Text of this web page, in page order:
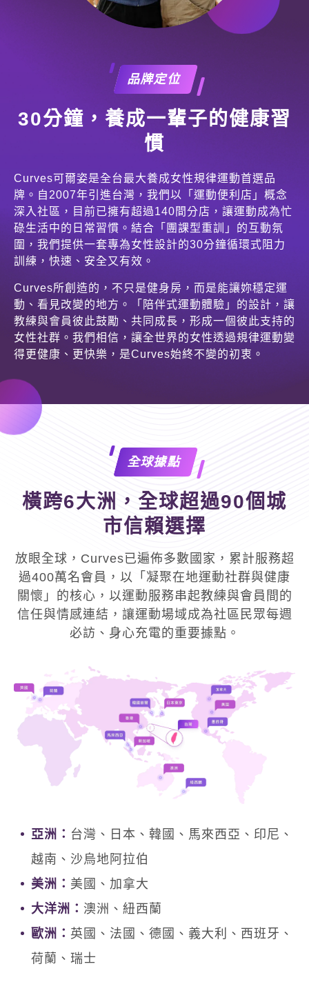
品牌定位
30分鐘，養成一輩子的健康習
慣
Curves可爾姿是全台最大養成女性規律運動首選品
牌。自2007年引進台灣，我們以「運動便利店」概念
深入社區，目前已擁有超過140間分店，讓運動成為忙
碌生活中的日常習慣。結合「團課型重訓」的互動氛
圍，我們提供一套專為女性設計的30分鐘循環式阻力
訓練，快速、安全又有效。
Curves所創造的，不只是健身房，而是能讓妳穩定運
動、看見改變的地方。「陪伴式運動體驗」的設計，讓
教練與會員彼此鼓勵、共同成長，形成一個彼此支持的
女性社群。我們相信，讓全世界的女性透過規律運動變
得更健康、更快樂，是Curves始終不變的初衷。
全球據點
橫跨6大洲，全球超過90個城
市信賴選擇
放眼全球，Curves已遍佈多數國家，累計服務超
過400萬名會員，以「凝聚在地運動社群與健康
關懷」的核心，以運動服務串起教練與會員間的
信任與情感連結，讓運動場域成為社區民眾每週
必訪、身心充電的重要據點。
亞洲： 台灣、日本、韓國、馬來西亞、印尼、
越南、沙烏地阿拉伯
美洲： 美國、加拿大
大洋洲： 澳洲、紐西蘭
歐洲： 英國、法國、德國、義大利、西班牙、
荷蘭、瑞士